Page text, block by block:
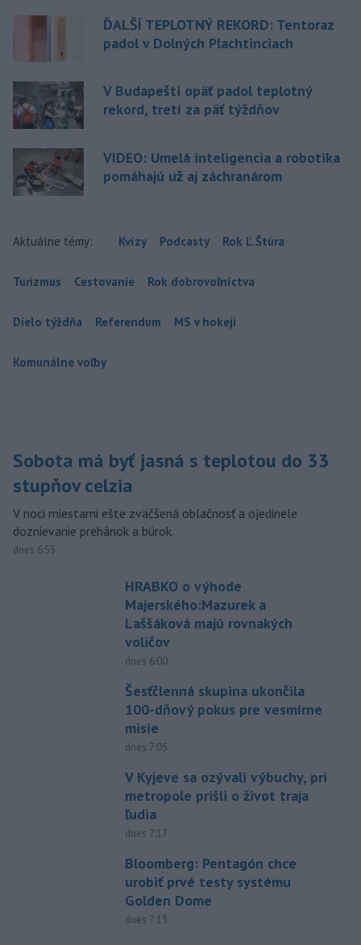
ĎALŠÍ TEPLOTNÝ REKORD: Tentoraz
padol v Dolných Plachtinciach
V Budapešti opäť padol teplotný
rekord, tretí za päť týždňov
VIDEO: Umelá inteligencia a robotika
pomáhajú už aj záchranárom
Aktuálne témy: Kvízy Podcasty Rok Ľ.Štúra
Turizmus Cestovanie Rok dobrovoľníctva
Dielo týždňa Referendum MS v hokeji
Komunálne voľby
Sobota má byť jasná s teplotou do 33
stupňov celzia
V noci miestami ešte zväčšená oblačnosť a ojedinele
doznievanie prehánok a búrok.
dnes 6:55
HRABKO o výhode
Majerského:Mazurek a
Laššáková majú rovnakých
voličov
dnes 6:00
Šesťčlenná skupina ukončila
100-dňový pokus pre vesmírne
misie
dnes 7:05
V Kyjeve sa ozývali výbuchy, pri
metropole prišli o život traja
ľudia
dnes 7:17
Bloomberg: Pentagón chce
urobiť prvé testy systému
Golden Dome
dnes 7:15